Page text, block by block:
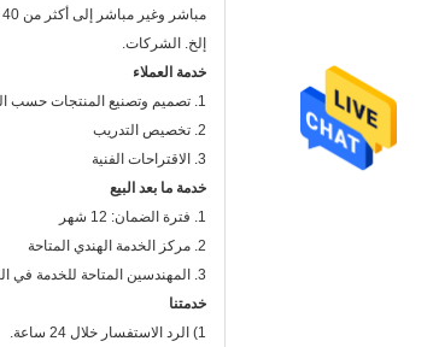
إلخ. الشركات.
خدمة العملاء
1. تصميم وتصنيع المنتجات حسب الطلب
2. تخصيص التدريب
3. الاقتراحات الفنية
خدمة ما بعد البيع
1. فترة الضمان: 12 شهر
2. مركز الخدمة الهندي المتاحة
3. المهندسين المتاحة للخدمة في الخارج
خدمتنا
1) الرد الاستفسار خلال 24 ساعة.